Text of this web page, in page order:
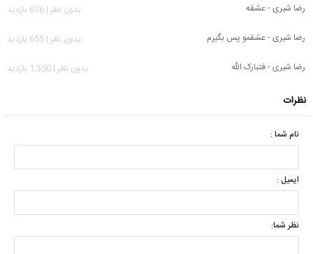
رضا شیری - عشقه
بدون نظر | 676 بازدید
رضا شیری - عشقمو پس بگیرم
بدون نظر | 655 بازدید
رضا شیری - فتبارک الله
بدون نظر | 1,350 بازدید
نظرات
نام شما :
ایمیل :
نظر شما: